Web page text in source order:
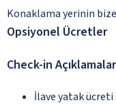
Konaklama yerinin
Opsiyonel Ücretler
Check-in
İlave yatak